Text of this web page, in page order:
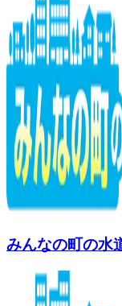
みんなの町の水